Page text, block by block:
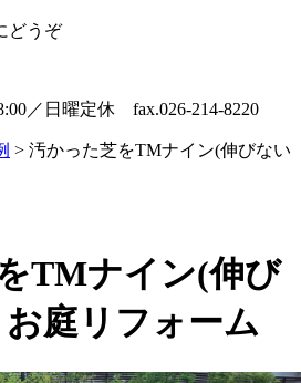
どうぞ
／日曜定休 fax.026-214-8220
> 汚かった芝をTMナイン(伸びない
TMナイン(伸び
庭リフォーム